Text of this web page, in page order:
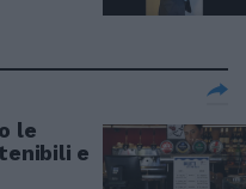
le
e